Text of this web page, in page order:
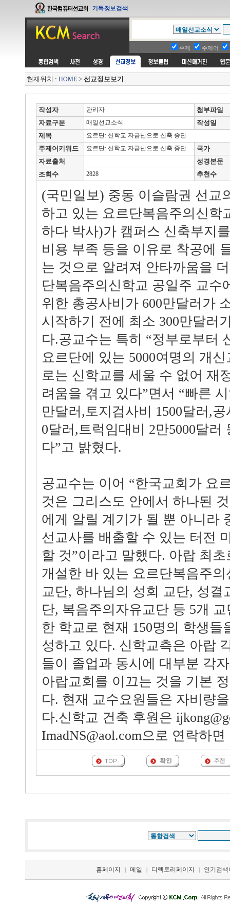
주제 주제어
현재위치 : HOME > 선교정보보기
작성자 관리자
첨부파일
자료구분
매일선교소식
작성일
제목
요르단: 신학교 자금난으로 신축 중단
주제어키워드 요르단: 신학교 자금난으로 신축 중단
국가
자료출처
성경본문
조회수
2828 추천수
(국민일보) 중동 이슬람권 선교
하고 있는 요르단복음주의신학
하다 박사)가 캠퍼스 신축부지
비용 부족 등을 이유로 착공에
는 것으로 알려져 안타까움을
단복음주의신학교 공일주 교수
위한 총공사비가 600만달러가
시작하기 전에 최소 300만달러
다.공교수는 특히 “정부로부터
요르단에 있는 5000여명의 개
로는 신학교를 세울 수 없어 재
려움을 겪고 있다”면서 “빠른
만달러,토지검사비 1500달러,
0달러,트럭임대비 2만5000달러
다”고 밝혔다.
공교수는 이어 “한국교회가 요
것은 그리스도 안에서 하나된
에게 알릴 계기가 될 뿐 아니라
선교사를 배출할 수 있는 터전
할 것”이라고 말했다. 아랍 최
개설한 바 있는 요르단복음주
교단, 하나님의 성회 교단, 성결
단, 복음주의자유교단 등 5개
한 학교로 현재 150명의 학생들
성하고 있다. 신학교측은 아랍
들이 졸업과 동시에 대부분 각
아랍교회를 이끄는 것을 기본
다. 현재 교수요원들은 자비량
다.신학교 건축 후원은
ImadNS@aol.com으로 연락하면
홈페이지 | 메일 | 디렉토리페이지 | 인기검색